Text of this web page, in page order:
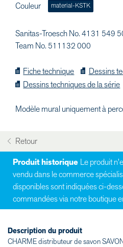
Couleur material-KSTK
Sanitas-Troesch No. 4131 549
Team No. 511132 000
Fiche technique
Dessins
Dessins techniques de la série
Modèle mural uniquement à
Retour
Produit historique Le produit
vendu dans le commerce
disponibles sont indiquées ci-
commandées via notre boutique
Description du produit
CHARME distributeur de savon